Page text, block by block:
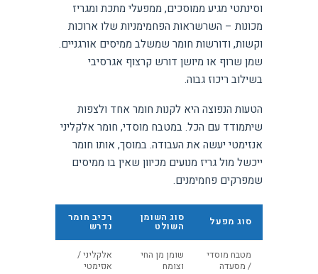
וסינתטי מגיע ממוסכים, ממפעלי מתכת ומגריז
מכונות – השרשראות הפחמימניות שלו ארוכות
וקשות, ודורשות חומר שמשלב ממיסים אורגניים.
שמן שרוף או מיושן דורש קרצוף אגרסיבי
בשילוב ריכוז גבוה.
הטעות הנפוצה היא לקנות חומר אחד ולצפות
שיתמודד עם הכל. במטבח מוסדי, חומר אלקליני
אנזימטי יעשה את העבודה. במוסך, אותו חומר
ייכשל מול גריז מנועים מכיוון שאין בו ממיסים
שמפרקים פחמימנים.
סוג מפעל סוג השומן
השולט
רכיב חומר
נדרש
מטבח מוסדי
/ מסעדה
שומן מן החי
וצומח
אלקליני /
אנזימטי